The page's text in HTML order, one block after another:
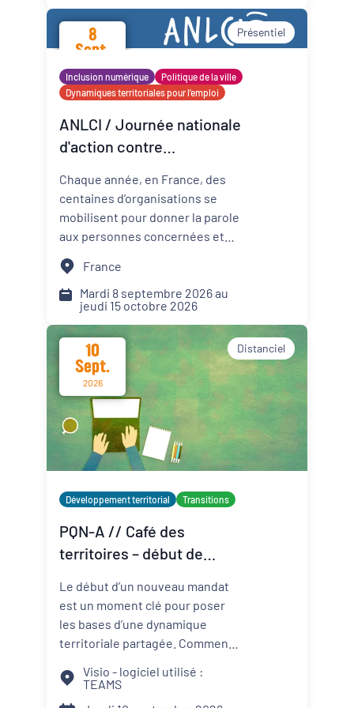
promotion de la santé mentale
dans les Cités éducatives de
8
Sept.
Présentiel
Inclusion numérique
Politique de la ville
Dynamiques territoriales pour l’emploi
ANLCI / Journée nationale
d'action contre
Chaque année, en France, des
centaines d’organisations se
mobilisent pour donner la parole
aux personnes concernées et
sur les solutions locales.
France
Mardi 8 septembre 2026 au
jeudi 15 octobre 2026
10
Sept.
2026
Distanciel
Développement territorial Transitions
PQN-A // Café des
territoires – début de
technicien au service du
projet de territoire
Le début d’un nouveau mandat
est un moment clé pour poser
les bases d’une dynamique
territoriale partagée. Comment
confiance entre élus et
techniciens ? Comment articuler
Visio - logiciel utilisé :
TEAMS